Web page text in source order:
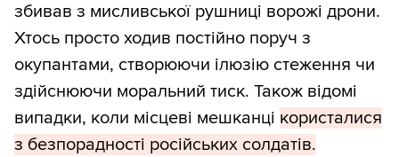
збивав з мисливської рушниці ворожі дрони.
Хтось просто ходив постійно поруч з
окупантами, створюючи ілюзію стеження чи
здійснюючи моральний тиск. Також відомі
випадки, коли місцеві мешканці користалися
з безпорадності російських солдатів.